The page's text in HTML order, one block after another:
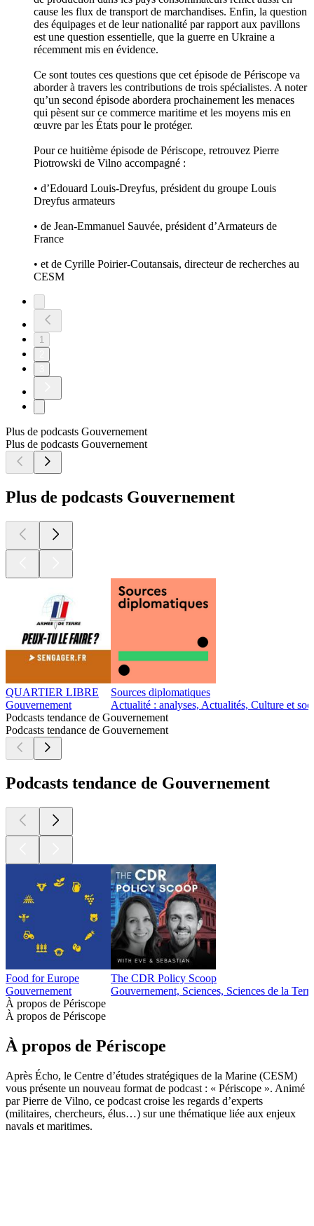
cause les flux de transport de marchandises. Enfin, la question
des équipages et de leur nationalité par rapport aux pavillons
est une question essentielle, que la guerre en Ukraine a
récemment mis en évidence.
Ce sont toutes ces questions que cet épisode de Périscope va
aborder à travers les contributions de trois spécialistes. A noter
qu’un second épisode abordera prochainement les menaces
qui pèsent sur ce commerce maritime et les moyens mis en
œuvre par les États pour le protéger.
Pour ce huitième épisode de Périscope, retrouvez Pierre
Piotrowski de Vilno accompagné :
• d’Edouard Louis-Dreyfus, président du groupe Louis
Dreyfus armateurs
• de Jean-Emmanuel Sauvée, président d’Armateurs de
France
• et de Cyrille Poirier-Coutansais, directeur de recherches au
CESM
1
Plus de podcasts Gouvernement
Plus de podcasts Gouvernement
Plus de podcasts Gouvernement
QUARTIER LIBRE
Gouvernement
Sources diplomatiques
Actualité : analyses, Actualités, Culture et
Podcasts tendance de Gouvernement
Podcasts tendance de Gouvernement
Podcasts tendance de Gouvernement
Food for Europe
Gouvernement
The CDR Policy Scoop
Gouvernement, Sciences, Sciences de la
À propos de Périscope
À propos de Périscope
À propos de Périscope
Après Écho, le Centre d’études stratégiques de la Marine (CESM)
vous présente un nouveau format de podcast : « Périscope ». Animé
par Pierre de Vilno, ce podcast croise les regards d’experts
(militaires, chercheurs, élus…) sur une thématique liée aux enjeux
navals et maritimes.